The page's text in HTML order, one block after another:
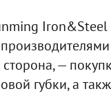
—
губки, а